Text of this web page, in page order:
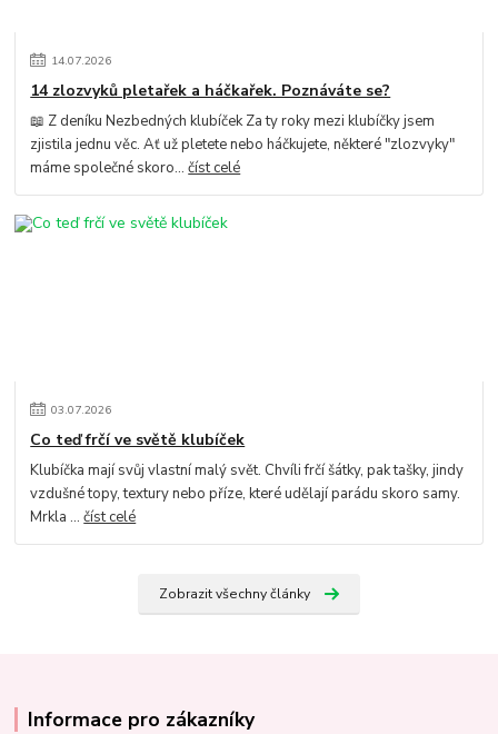
14.07.2026
14 zlozvyků pletařek a háčkařek. Poznáváte se?
📖 Z deníku Nezbedných klubíček Za ty roky mezi klubíčky jsem
zjistila jednu věc. Ať už pletete nebo háčkujete, některé "zlozvyky"
máme společné skoro...číst celé
03.07.2026
Co teď frčí ve světě klubíček
Klubíčka mají svůj vlastní malý svět. Chvíli frčí šátky, pak tašky, jindy
vzdušné topy, textury nebo příze, které udělají parádu skoro samy.
Mrkla ...číst celé
Zobrazit všechny články
Informace pro zákazníky